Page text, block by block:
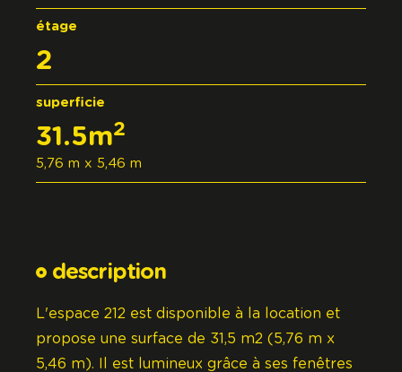
étage
2
superficie
31.5m2
5,76 m x 5,46 m
description
L'espace 212 est disponible à la location et
propose une surface de 31,5 m2 (5,76 m x
5,46 m). Il est lumineux grâce à ses fenêtres